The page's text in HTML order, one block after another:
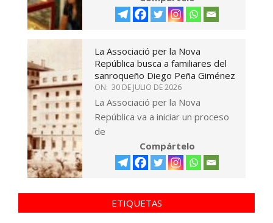
La Associació per la Nova
República busca a familiares del
sanroqueño Diego Peña Giménez
ON: 30 DE JULIO DE 2026
La Associació per la Nova
República va a iniciar un proceso
de
Compártelo
ETIQUETAS